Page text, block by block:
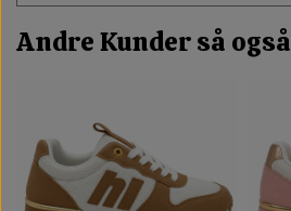
Andre Kunder så også